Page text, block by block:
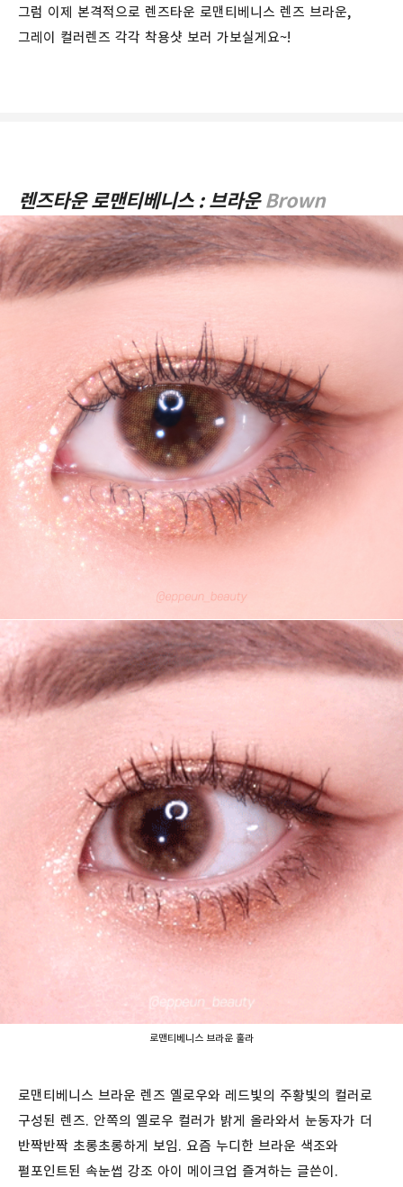
그럼 이제 본격적으로 렌즈타운 로맨티베니스 렌즈 브라운,
그레이 컬러렌즈 각각 착용샷 보러 가보실게요~!
렌즈타운 로맨티베니스 : 브라운Brown
로맨티베니스 브라운 훌라
로맨티베니스 브라운 렌즈 옐로우와 레드빛의 주황빛의 컬러로
구성된 렌즈. 안쪽의 옐로우 컬러가 밝게 올라와서 눈동자가 더
반짝반짝 초롱초롱하게 보임. 요즘 누디한 브라운 색조와
펄포인트된 속눈썹 강조 아이 메이크업 즐겨하는 글쓴이.